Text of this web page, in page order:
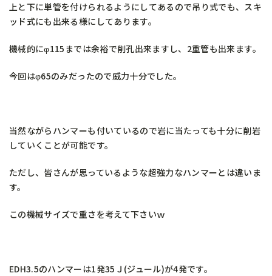
上と下に単管を付けられるようにしてあるので吊り式でも、スキ
ッド式にも出来る様にしてあります。
機械的にφ115までは余裕で削孔出来ますし、2重管も出来ます。
今回はφ65のみだったので威力十分でした。
当然ながらハンマーも付いているので岩に当たっても十分に削岩
していくことが可能です。
ただし、皆さんが思っているような超強力なハンマーとは違いま
す。
この機械サイズで重さを考えて下さいｗ
EDH3.5のハンマーは1発35Ｊ(ジュール)が4発です。